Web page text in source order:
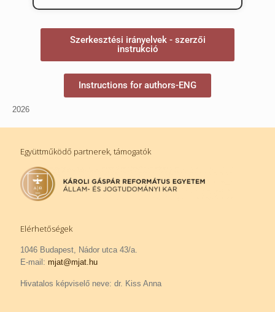
Szerkesztési irányelvek - szerzői
instrukció
Instructions for authors-ENG
Együttműködő partnerek, támogatók
Elérhetőségek
1046 Budapest, Nádor utca 43/a.
E-mail: mjat@mjat.hu
Hivatalos képviselő neve: dr. Kiss Anna
2026